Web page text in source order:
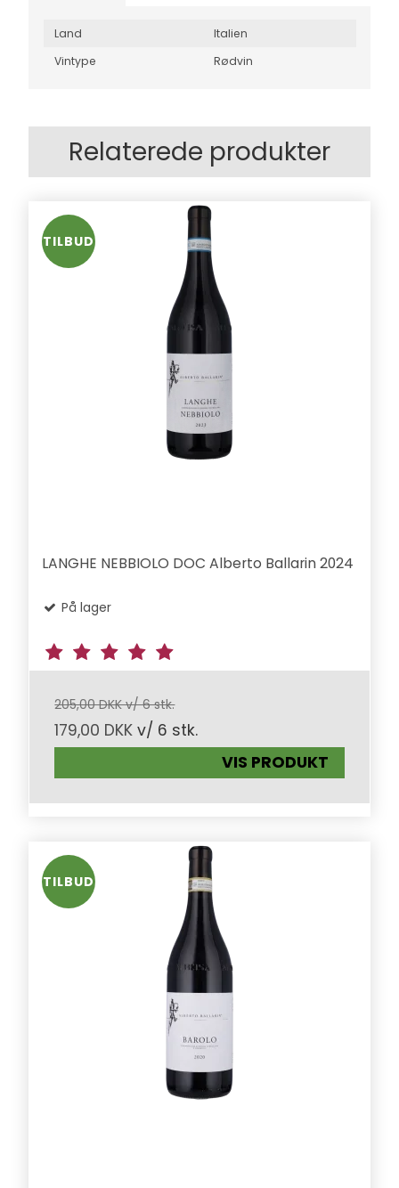
Land
Italien
Vintype
Rødvin
Relaterede produkter
TILBUD
LANGHE NEBBIOLO DOC Alberto Ballarin 2024
På lager
205,00 DKK v/ 6 stk.
179,00 DKK v/ 6 stk.
VIS PRODUKT
TILBUD